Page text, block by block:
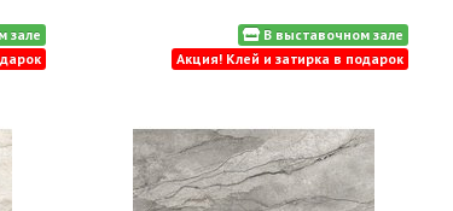
зале
В выставочном зале
Акция! Клей и затирка в подарок